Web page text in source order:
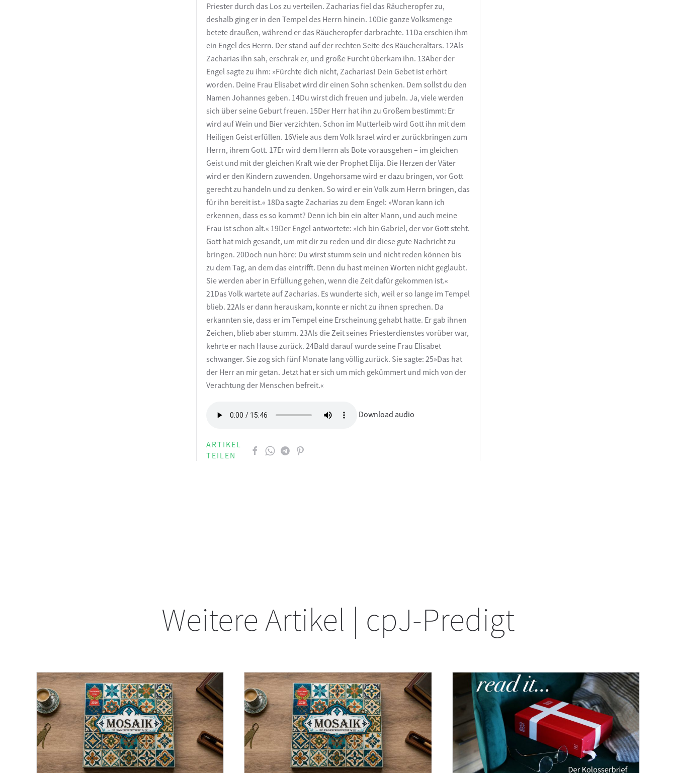
Priester durch das Los zu verteilen. Zacharias fiel das Räucheropfer zu,
deshalb ging er in den Tempel des Herrn hinein. 10Die ganze Volksmenge
betete draußen, während er das Räucheropfer darbrachte. 11Da erschien ihm
ein Engel des Herrn. Der stand auf der rechten Seite des Räucheraltars. 12Als
Zacharias ihn sah, erschrak er, und große Furcht überkam ihn. 13Aber der
Engel sagte zu ihm: »Fürchte dich nicht, Zacharias! Dein Gebet ist erhört
worden. Deine Frau Elisabet wird dir einen Sohn schenken. Dem sollst du den
Namen Johannes geben. 14Du wirst dich freuen und jubeln. Ja, viele werden
sich über seine Geburt freuen. 15Der Herr hat ihn zu Großem bestimmt: Er
wird auf Wein und Bier verzichten. Schon im Mutterleib wird Gott ihn mit dem
Heiligen Geist erfüllen. 16Viele aus dem Volk Israel wird er zurückbringen zum
Herrn, ihrem Gott. 17Er wird dem Herrn als Bote vorausgehen – im gleichen
Geist und mit der gleichen Kraft wie der Prophet Elija. Die Herzen der Väter
wird er den Kindern zuwenden. Ungehorsame wird er dazu bringen, vor Gott
gerecht zu handeln und zu denken. So wird er ein Volk zum Herrn bringen, das
für ihn bereit ist.« 18Da sagte Zacharias zu dem Engel: »Woran kann ich
erkennen, dass es so kommt? Denn ich bin ein alter Mann, und auch meine
Frau ist schon alt.« 19Der Engel antwortete: »Ich bin Gabriel, der vor Gott steht.
Gott hat mich gesandt, um mit dir zu reden und dir diese gute Nachricht zu
bringen. 20Doch nun höre: Du wirst stumm sein und nicht reden können bis
zu dem Tag, an dem das eintrifft. Denn du hast meinen Worten nicht geglaubt.
Sie werden aber in Erfüllung gehen, wenn die Zeit dafür gekommen ist.«
21Das Volk wartete auf Zacharias. Es wunderte sich, weil er so lange im Tempel
blieb. 22Als er dann herauskam, konnte er nicht zu ihnen sprechen. Da
erkannten sie, dass er im Tempel eine Erscheinung gehabt hatte. Er gab ihnen
Zeichen, blieb aber stumm. 23Als die Zeit seines Priesterdienstes vorüber war,
kehrte er nach Hause zurück. 24Bald darauf wurde seine Frau Elisabet
schwanger. Sie zog sich fünf Monate lang völlig zurück. Sie sagte: 25»Das hat
der Herr an mir getan. Jetzt hat er sich um mich gekümmert und mich von der
Verachtung der Menschen befreit.«
Download audio
ARTIKEL
TEILEN
Weitere Artikel | cpJ-Predigt